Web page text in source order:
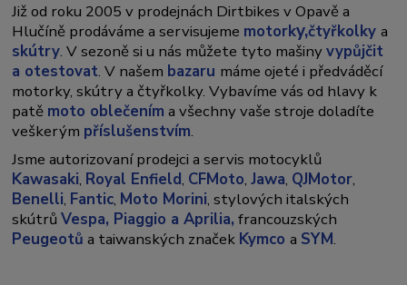
Již od roku 2005 v prodejnách Dirtbikes v Opavě a
Hlučíně prodáváme a servisujeme motorky,čtyřkolkya
skútry. V sezoně si u nás můžete tyto mašinyvypůjčit
a otestovat. V našem bazaru máme ojeté i předváděcí
motorky, skútry a čtyřkolky. Vybavíme vás od hlavy k
patě moto oblečením a všechny vaše stroje doladíte
veškerým příslušenstvím.
Jsme autorizovaní prodejci a servis motocyklů
Kawasaki, Royal Enfield, CFMoto,Jawa, QJMotor,
Benelli, Fantic, Moto Morini, stylových italských
skútrůVespa, Piaggio a Aprilia, francouzských
Peugeotů a taiwanských značek Kymcoa SYM.